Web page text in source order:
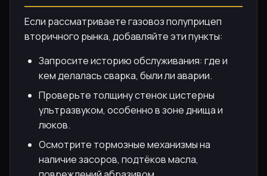
Если рассматриваете газовоз полуприцеп
вторичного рынка, добавляйте эти пункты:
Запросите историю обслуживания: где и
кем делалась сварка, были ли аварии.
Проверьте толщину стенок цистерны
ультразвуком, особенно в зоне днища и
люков.
Осмотрите тормозные механизмы на
наличие засоров, подтёков масла,